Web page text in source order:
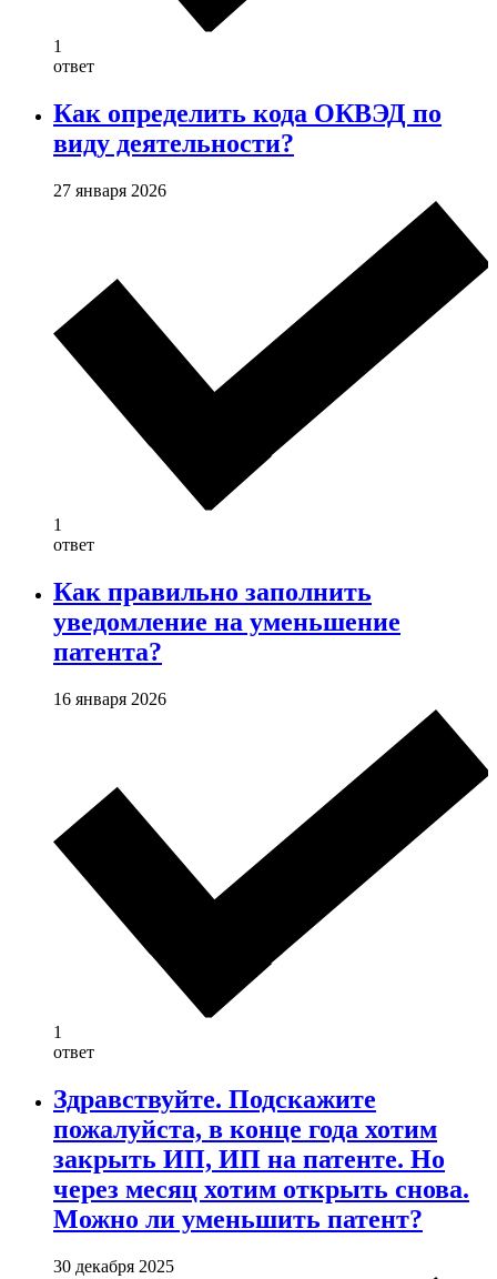
1
ответ
Как определить кода ОКВЭД по
виду деятельности?
27 января 2026
1
ответ
Как правильно заполнить
уведомление на уменьшение
патента?
16 января 2026
1
ответ
Здравствуйте. Подскажите
пожалуйста, в конце года хотим
закрыть ИП, ИП на патенте. Но
через месяц хотим открыть снова.
Можно ли уменьшить патент?
30 декабря 2025